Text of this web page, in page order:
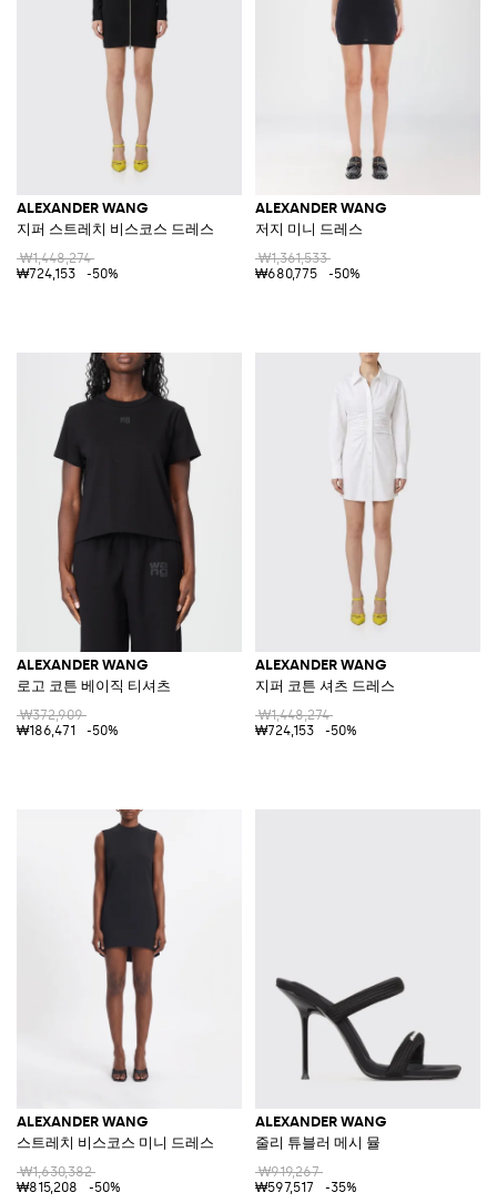
ALEXANDER WANG
지퍼 스트레치 비스코스 드레스
₩1,448,274
₩724,153
-50%
ALEXANDER WANG
저지 미니 드레스
₩1,361,533
₩680,775
-50%
ALEXANDER WANG
로고 코튼 베이직 티셔츠
₩372,909
₩186,471
-50%
ALEXANDER WANG
지퍼 코튼 셔츠 드레스
₩1,448,274
₩724,153
-50%
ALEXANDER WANG
스트레치 비스코스 미니 드레스
₩1,630,382
₩815,208
-50%
ALEXANDER WANG
줄리 튜블러 메시 뮬
₩919,267
₩597,517
-35%